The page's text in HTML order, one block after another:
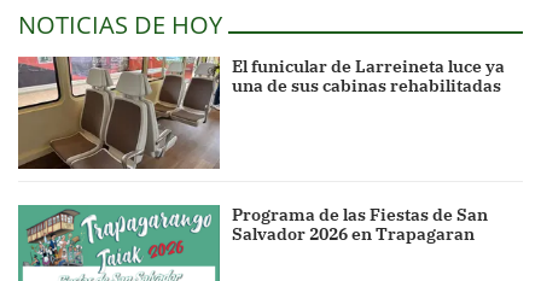
NOTICIAS DE HOY
El funicular de Larreineta luce ya
una de sus cabinas rehabilitadas
Programa de las Fiestas de San
Salvador 2026 en Trapagaran